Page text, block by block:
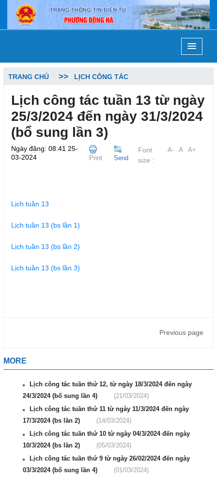
TRANG CHỦ LỊCH CÔNG TÁC
Lịch công tác tuần 13 từ ngày
25/3/2024 đến ngày 31/3/2024
(bổ sung lần 3)
Ngày đăng: 08:41 25-
03-2024
Print Send
Font
size :
A- A A+
Lịch tuần 13
Lịch tuần 13 (bs lần 1)
Lịch tuần 13 (bs lần 2)
Lịch tuần 13 (bs lần 3)
Previous page
MORE
Lịch công tác tuần thứ 12, từ ngày 18/3/2024 đến ngày
24/3/2024 (bổ sung lần 4)
(21/03/2024)
Lịch công tác tuần thứ 11 từ ngày 11/3/2024 đến ngày
17/3/2024 (bs lần 2)
(14/03/2024)
Lịch công tác tuần thứ 10 từ ngày 04/3/2024 đến ngày
10/3/2024 (bs lần 2)
(05/03/2024)
Lịch công tác tuần thứ 9 từ ngày 26/02/2024 đến ngày
03/3/2024 (bổ sung lần 4)
(01/03/2024)